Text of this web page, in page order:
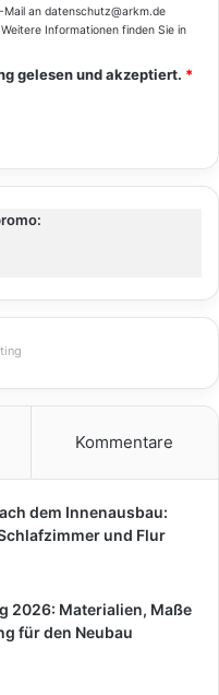
an datenschutz@arkm.de
Informationen finden Sie in
gelesen und akzeptiert. *
Kommentare
dem Innenausbau:
und Flur
2026: Materialien, Maße
für den Neubau